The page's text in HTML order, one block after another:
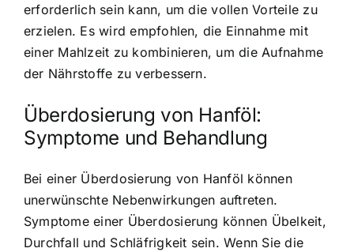
erforderlich sein kann, um die vollen Vorteile zu
erzielen. Es wird empfohlen, die Einnahme mit
einer Mahlzeit zu kombinieren, um die Aufnahme
der Nährstoffe zu verbessern.
Überdosierung von Hanföl:
Symptome und Behandlung
Bei einer Überdosierung von Hanföl können
unerwünschte Nebenwirkungen auftreten.
Symptome einer Überdosierung können Übelkeit,
Durchfall und Schläfrigkeit sein. Wenn Sie die